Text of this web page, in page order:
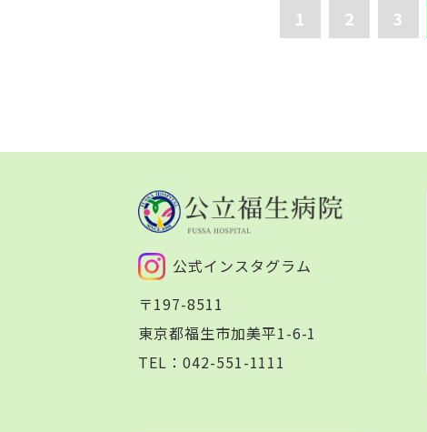
1 2 3
公式インスタグラム
〒197-8511
東京都福生市加美平1-6-1
TEL： 042-551-1111